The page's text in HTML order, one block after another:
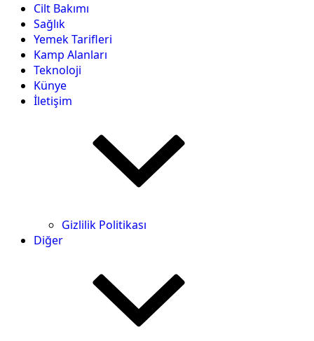
Cilt Bakımı
Sağlık
Yemek Tarifleri
Kamp Alanları
Teknoloji
Künye
İletişim
Gizlilik Politikası
Diğer